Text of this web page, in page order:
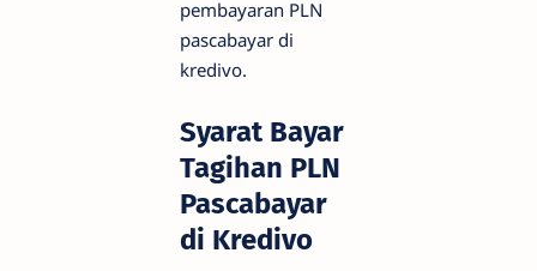
pembayaran PLN
pascabayar di
kredivo.
Syarat Bayar
Tagihan PLN
Pascabayar
di Kredivo